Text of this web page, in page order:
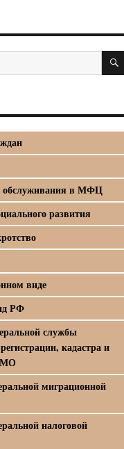
обслуживания в МФЦ
развития
виде
РФ
службы
кадастра и
МО
миграционной
налоговой